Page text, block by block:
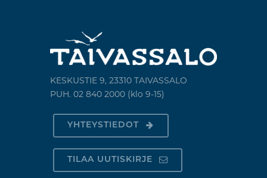
KESKUSTIE 9, 23310 TAIVASSALO
PUH. 02 840 2000 (klo 9-15)
YHTEYSTIEDOT
TILAA UUTISKIRJE